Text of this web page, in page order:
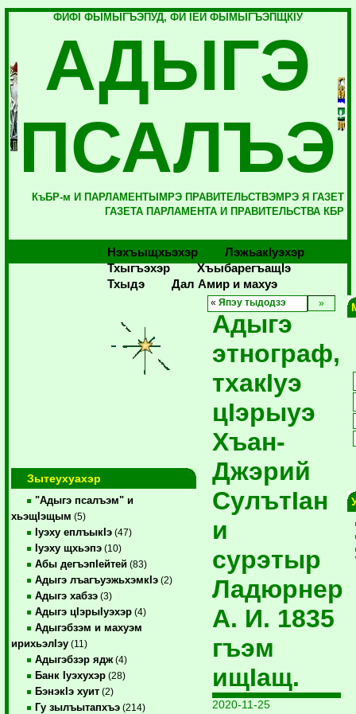
ФИФI ФЫМЫГЪЭПУД, ФИ IЕЙ ФЫМЫГЪЭПЩКIУ
АДЫГЭ
ПСАЛЪЭ
КъБР-м И ПАРЛАМЕНТЫМРЭ ПРАВИТЕЛЬСТВЭМРЭ Я ГАЗЕТ
ГАЗЕТА ПАРЛАМЕНТА И ПРАВИТЕЛЬСТВА КБР
Нэхъыщхьэхэр
Лэжьакlуэхэр
Тхыгъэхэр
Хъыбарегъащlэ
Тхыдэ
Дал Амир и махуэ
Зытеухуахэр
"Адыгэ псалъэм" и
хьэщIэщым (5)
Iуэху еплъыкIэ (47)
Iуэху щхьэпэ (10)
Абы дегъэпIейтей (83)
Адыгэ лъагъуэжьхэмкIэ (2)
Адыгэ хабзэ (3)
Адыгэ цIэрыIуэхэр (4)
Адыгэбзэм и махуэм
ирихьэлIэу (11)
Адыгэбзэр ядж (4)
Банк Iуэхухэр (28)
БэнэкIэ хуит (2)
Гу зылъытапхъэ (214)
«Япэу тыдодзэ
Адыгэ
этнограф,
тхакIуэ
цIэрыуэ
Хъан-
Джэрий
СулътIан
и
сурэтыр
Ладюрнер
А. И. 1835
гъэм
ищIащ.
2020-11-25